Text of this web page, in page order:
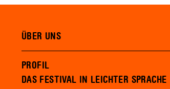
ÜBER UNS
PROFIL
DAS FESTIVAL IN LEICHTER SPRACHE